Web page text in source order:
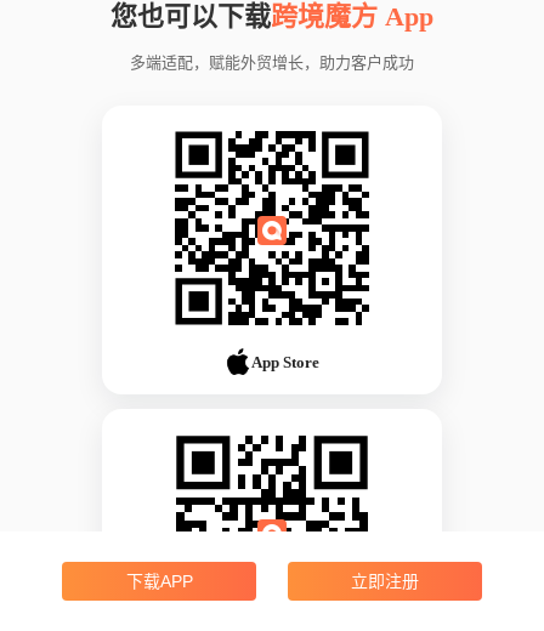
您也可以下载跨境魔方 App
多端适配，赋能外贸增长，助力客户成功
App Store
下载APP 立即注册